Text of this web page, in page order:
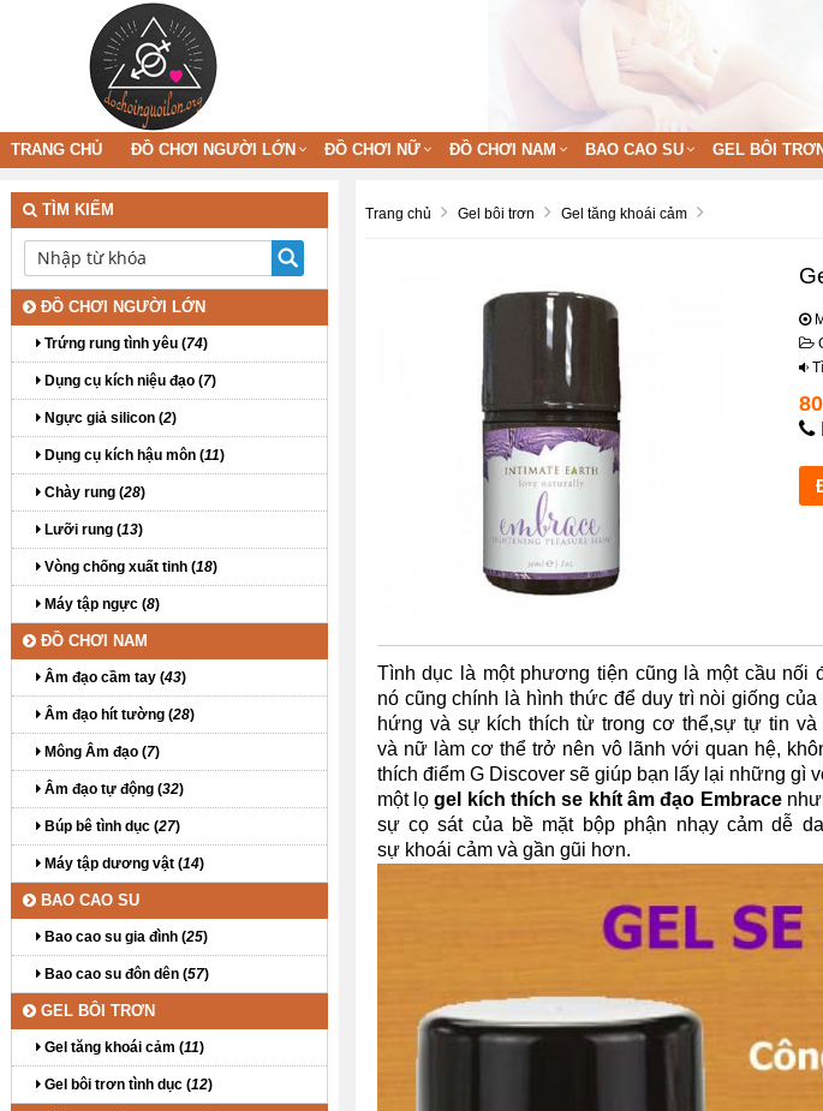
TRANG CHỦ ĐỒ CHƠI NGƯỜI LỚN ĐỒ CHƠI NỮ ĐỒ CHƠI NAM BAO CAO SU GEL BÔI TRƠN
Trang chủ Gel bôi trơn Gel tăng khoái cảm
Tình dục là một phương tiện cũng là một cầu
nó cũng chính là hình thức để duy trì nòi giống
hứng và sự kích thích từ trong cơ thể,sự tự tin
và nữ làm cơ thể trở nên vô lãnh với quan hệ,
thích điểm G Discover sẽ giúp bạn lấy lại những gì
một lọgel kích thích se khít âm đạo Embrace
sự cọ sát của bề mặt bộp phận nhạy cảm dễ
sự khoái cảm và gần gũi hơn.
TÌM KIẾM
ĐỒ CHƠI NGƯỜI LỚN
Trứng rung tình yêu (74)
Dụng cụ kích niệu đạo (7)
Ngực giả silicon (2)
Dụng cụ kích hậu môn (11)
Chày rung (28)
Lưỡi rung (13)
Vòng chống xuất tinh (18)
Máy tập ngực (8)
ĐỒ CHƠI NAM
Âm đạo cầm tay (43)
Âm đạo hít tường (28)
Mông Âm đạo (7)
Âm đạo tự động (32)
Búp bê tình dục (27)
Máy tập dương vật (14)
BAO CAO SU
Bao cao su gia đình (25)
Bao cao su đôn dên (57)
GEL BÔI TRƠN
Gel tăng khoái cảm (11)
Gel bôi trơn tình dục (12)